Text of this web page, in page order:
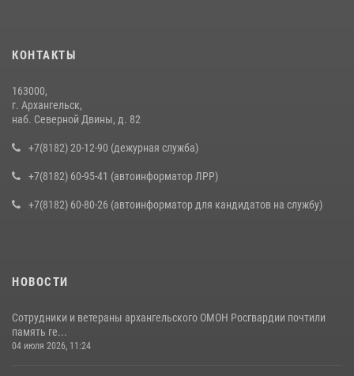
КОНТАКТЫ
163000,
г. Архангельск,
наб. Северной Двины, д. 82
+7(8182) 20-12-90 (дежурная служба)
+7(8182) 60-95-41 (автоинформатор ЛРР)
+7(8182) 60-80-26 (автоинформатор для кандидатов на службу)
НОВОСТИ
Сотрудники и ветераны архангельского ОМОН Росгвардии почтили
память ге...
04 июля 2026, 11:24